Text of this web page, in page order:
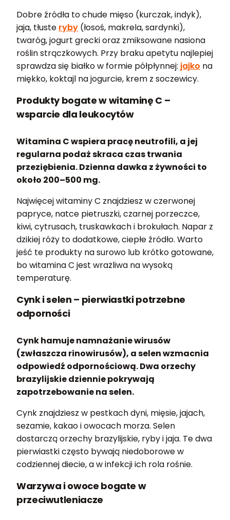
Dobre źródła to chude mięso (kurczak, indyk),
jaja, tłuste ryby (łosoś, makrela, sardynki),
twaróg, jogurt grecki oraz zmiksowane nasiona
roślin strączkowych. Przy braku apetytu najlepiej
sprawdza się białko w formie półpłynnej: jajko na
miękko, koktajl na jogurcie, krem z soczewicy.
Produkty bogate w witaminę C –
wsparcie dla leukocytów
Witamina C wspiera pracę neutrofili, a jej
regularna podaż skraca czas trwania
przeziębienia. Dzienna dawka z żywności to
około 200–500 mg.
Najwięcej witaminy C znajdziesz w czerwonej
papryce, natce pietruszki, czarnej porzeczce,
kiwi, cytrusach, truskawkach i brokułach. Napar z
dzikiej róży to dodatkowe, ciepłe źródło. Warto
jeść te produkty na surowo lub krótko gotowane,
bo witamina C jest wrażliwa na wysoką
temperaturę.
Cynk i selen – pierwiastki potrzebne
odporności
Cynk hamuje namnażanie wirusów
(zwłaszcza rinowirusów), a selen wzmacnia
odpowiedź odpornościową. Dwa orzechy
brazylijskie dziennie pokrywają
zapotrzebowanie na selen.
Cynk znajdziesz w pestkach dyni, mięsie, jajach,
sezamie, kakao i owocach morza. Selen
dostarczą orzechy brazylijskie, ryby i jaja. Te dwa
pierwiastki często bywają niedoborowe w
codziennej diecie, a w infekcji ich rola rośnie.
Warzywa i owoce bogate w
przeciwutleniacze